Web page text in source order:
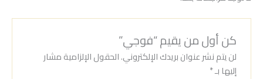
كن أول من يقيم “فوجي”
لن يتم نشر عنوان بريدك الإلكتروني.الحقول الإلزامية مشار
إليها بـ*